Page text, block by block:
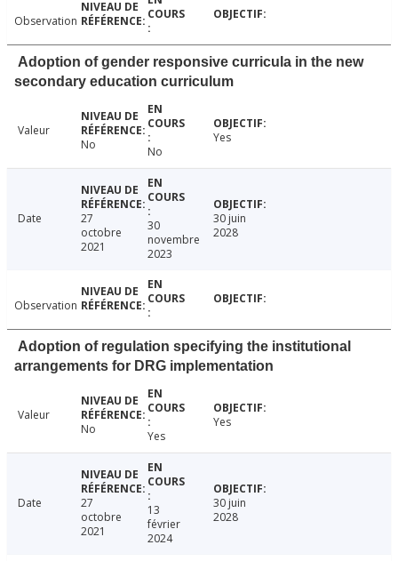
Observation
Adoption of gender responsive curricula in the new
secondary education curriculum
Valeur
No
No
Yes
Date
27
octobre
2021
30
novembre
2023
30 juin
2028
Observation
Adoption of regulation specifying the institutional
arrangements for DRG implementation
Valeur
No
Yes
Yes
Date
27
octobre
2021
13
février
2024
30 juin
2028